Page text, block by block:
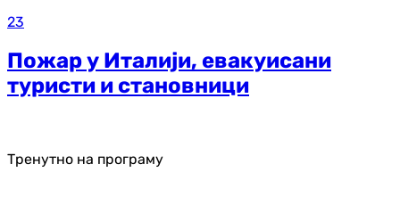
23
Пожар у Италији, евакуисани
туристи и становници
Тренутно на програму